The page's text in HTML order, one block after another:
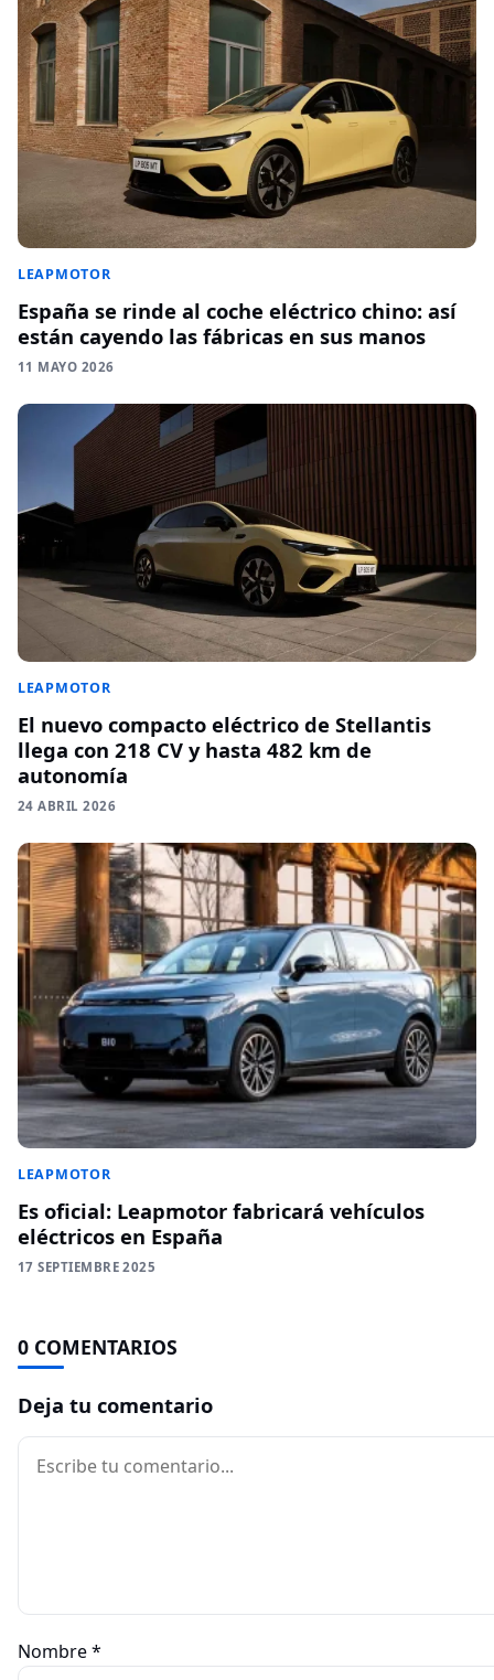
LEAPMOTOR
España se rinde al coche eléctrico chino: así
están cayendo las fábricas en sus manos
11 MAYO 2026
LEAPMOTOR
El nuevo compacto eléctrico de Stellantis
llega con 218 CV y hasta 482 km de
autonomía
24 ABRIL 2026
LEAPMOTOR
Es oficial: Leapmotor fabricará vehículos
eléctricos en España
17 SEPTIEMBRE 2025
0 COMENTARIOS
Deja tu comentario
Comentario
Nombre*